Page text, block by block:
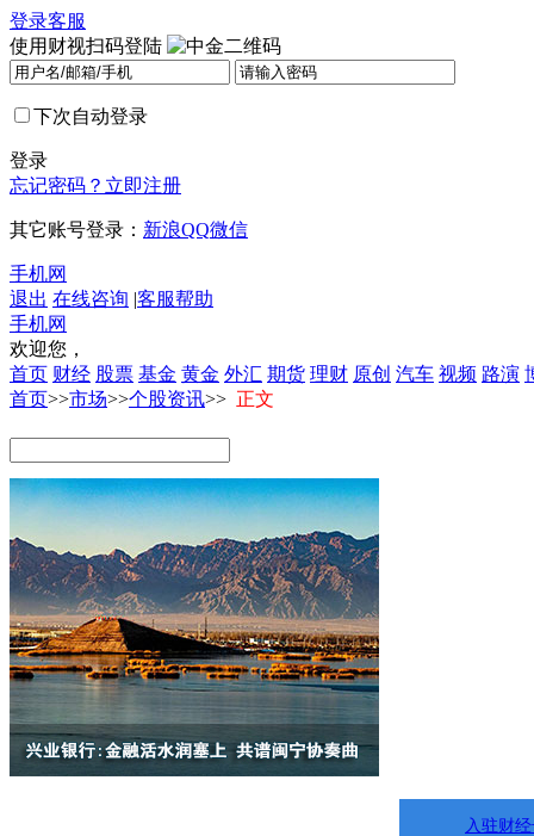
登录客服
使用财视扫码登陆
下次自动登录
登录
忘记密码？ 立即注册
其它账号登录： 新浪QQ微信
手机网
退出 在线咨询 |客服帮助
手机网
欢迎您，
首页 财经 股票 基金 黄金 外汇 期货 理财 原创 汽车 视频 路演
首页>>市场>>个股资讯>> 正文
入驻财